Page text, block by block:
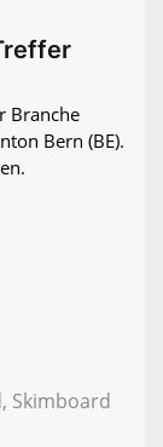
Branche
Bern (BE).
Skimboard